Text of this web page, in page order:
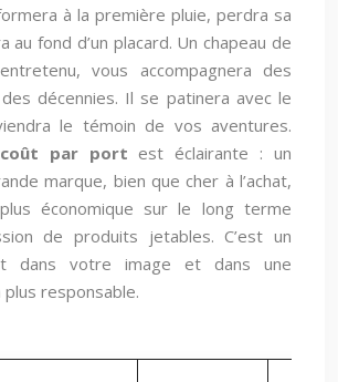
à la première pluie, perdra sa
au fond d’un placard. Un chapeau de
vous accompagnera des
décennies. Il se patinera avec le
le témoin de vos aventures.
coût par port est éclairante : un
marque, bien que cher à l’achat,
économique sur le long terme
de produits jetables. C’est un
dans votre image et dans une
responsable.